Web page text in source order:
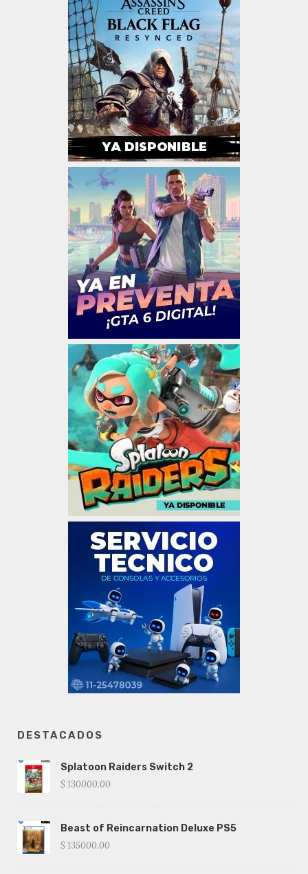
DESTACADOS
Splatoon Raiders Switch 2
$ 130000.00
Beast of Reincarnation Deluxe PS5
$ 135000.00